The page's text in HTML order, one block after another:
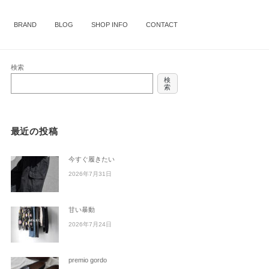
BRAND BLOG SHOP INFO CONTACT
検索
検
索
最近の投稿
今すぐ履きたい
2026年7月31日
甘い暴動
2026年7月24日
premio gordo